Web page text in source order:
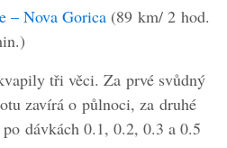
– Nova Gorica (89 km/ 2 hod.
tři věci. Za prvé svůdný
zavírá o půlnoci, za druhé
dávkách 0.1, 0.2, 0.3 a 0.5